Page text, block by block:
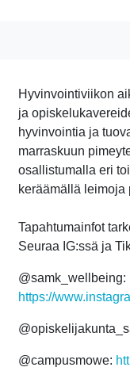
Hyvinvointiviikon
ja
hyvinvointia ja
marraskuun
osallistumalla eri
keräämällä leimoja
Tapahtumainfot
Seuraa IG:ssä ja
@samk_wellbeing:
https://
@campusmowe: